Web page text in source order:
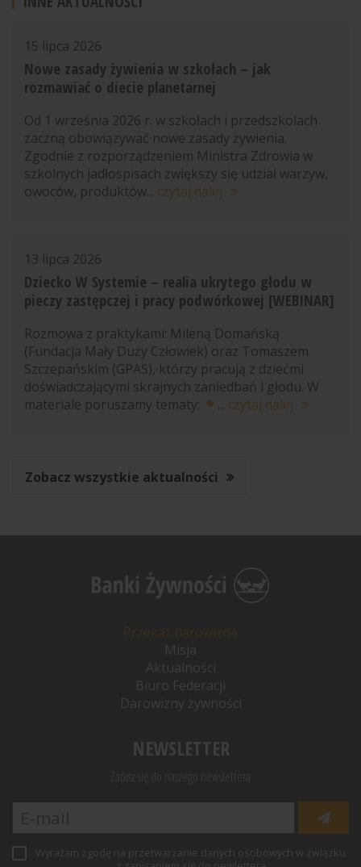
15 lipca 2026
Nowe zasady żywienia w szkołach – jak
rozmawiać o diecie planetarnej
Od 1 września 2026 r. w szkołach i przedszkolach
zaczną obowiązywać nowe zasady żywienia.
Zgodnie z rozporządzeniem Ministra Zdrowia w
szkolnych jadłospisach zwiększy się udział warzyw,
owoców, produktów... czytaj dalej
13 lipca 2026
Dziecko W Systemie – realia ukrytego głodu w
pieczy zastępczej i pracy podwórkowej [WEBINAR]
Rozmowa z praktykami: Mileną Domańską
(Fundacja Mały Duży Człowiek) oraz Tomaszem
Szczepańskim (GPAS), którzy pracują z dziećmi
doświadczającymi skrajnych zaniedbań i głodu. W
materiale poruszamy tematy:
... czytaj dalej
Zobacz wszystkie aktualności
Misja
Aktualności
Biuro Federacji
Darowizny żywności
NEWSLETTER
Zapisz się do naszego newslettera
Wyrażam zgodę na przetwarzanie danych osobowych w związku